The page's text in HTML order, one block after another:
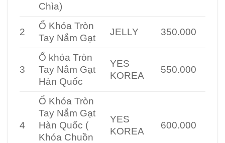
Chìa)
2
Ổ Khóa Tròn
Tay Nắm Gạt
JELLY 350.000
3
Ổ khóa Tròn
Tay Nắm Gạt
Hàn Quốc
YES
KOREA
550.000
4
Ổ Khóa Tròn
Tay Nắm Gạt
Hàn Quốc (
Khóa Chuồn
YES
KOREA
600.000